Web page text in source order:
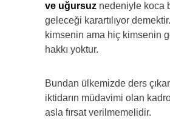
ve uğursuz nedeniyle koca
geleceği karartılıyor
kimsenin ama hiç kimsenin
hakkı yoktur.
Bundan ülkemizde ders
iktidarın müdavimi olan
asla fırsat verilmemelidir.